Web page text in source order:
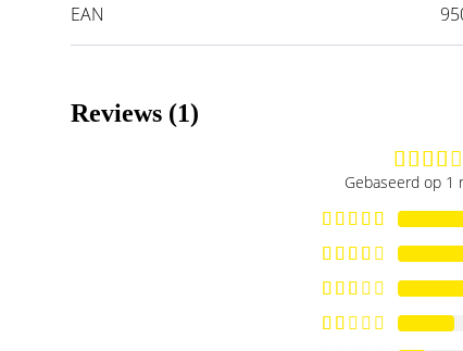
EAN
Reviews (1)
Gebaseerd op 1